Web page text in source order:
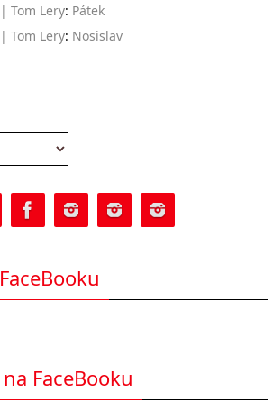
Tom Lery: Pátek
Tom Lery: Nosislav
FaceBooku